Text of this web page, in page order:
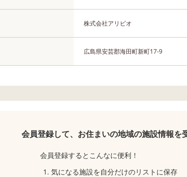
株式会社アリビオ
広島県安芸郡海田町新町17-9
会員登録して、お住まいの地域の施設情報を
会員登録するとこんなに便利！
気になる施設を自分だけのリストに保存